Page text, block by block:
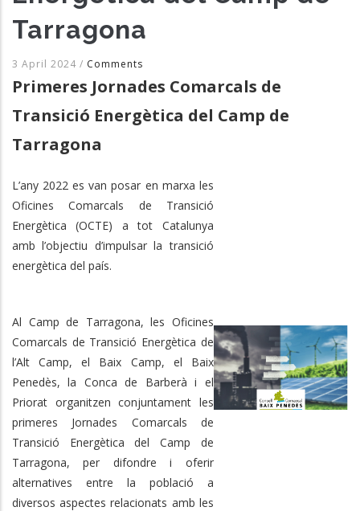
Tarragona
3 April 2024 / Comments
Primeres Jornades Comarcals de
Transició Energètica del Camp de
Tarragona
L’any 2022 es van posar en marxa les
Oficines Comarcals de Transició
Energètica (OCTE) a tot Catalunya
amb l’objectiu d’impulsar la transició
energètica del país.
Al Camp de Tarragona, les Oficines
Comarcals de Transició Energètica de
l’Alt Camp, el Baix Camp, el Baix
Penedès, la Conca de Barberà i el
Priorat organitzen conjuntament les
primeres Jornades Comarcals de
Transició Energètica del Camp de
Tarragona, per difondre i oferir
alternatives entre la població a
diversos aspectes relacionats amb les